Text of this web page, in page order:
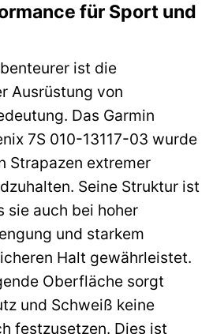
für Sport und
ist die
Ausrüstung von
Das Garmin
7S 010-13117-03 wurde
Strapazen extremer
Seine Struktur ist
sie auch bei hoher
und starkem
Halt gewährleistet.
Oberfläche sorgt
und Schweiß keine
festzusetzen. Dies ist